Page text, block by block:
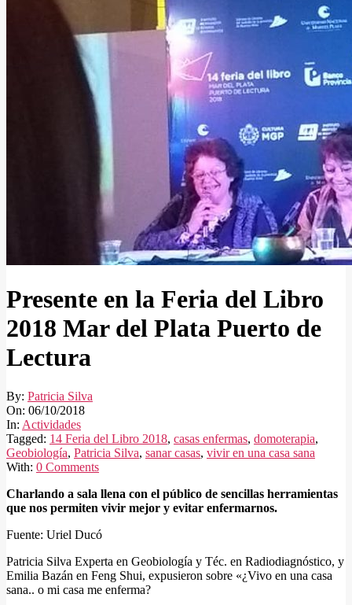
Presente en la Feria del Libro
2018 Mar del Plata Puerto de
Lectura
By: Patricia Silva
On: 06/10/2018
In: Actividades
Tagged: 14 Feria del Libro 2018, casas enfermas, domoterapia,
Geobiología, Patricia Silva, sanar casas, vivir en una casa sana
With: 0 Comments
Charlando a sala llena con el público de sencillas herramientas
que nos permiten vivir mejor y evitar enfermarnos.
Fuente: Uriel Ducó
Patricia Silva Experta en Geobiología y Téc. en Radiodiagnóstico, y
Emilia Bazán en Feng Shui, expusieron sobre «¿Vivo en una casa
sana.. o mi casa me enferma?